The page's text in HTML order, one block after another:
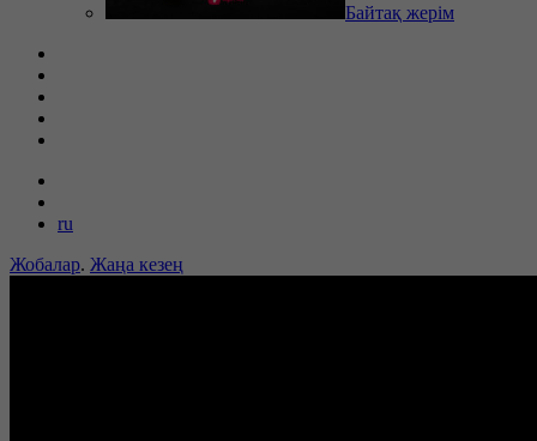
Байтақ жерім
ru
Жобалар. Жаңа кезең